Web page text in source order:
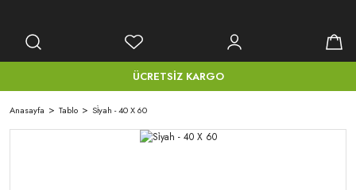
ÜCRETSİZ KARGO
Anasayfa Tablo Si̇yah - 40 X 60